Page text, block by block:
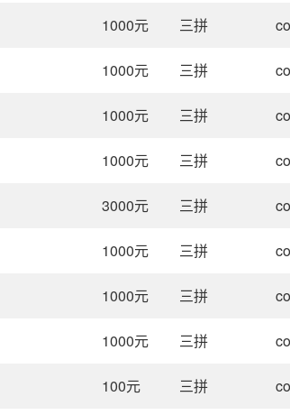
1000元 三拼
1000元 三拼
1000元 三拼
1000元 三拼
3000元 三拼
1000元 三拼
1000元 三拼
1000元 三拼
100元 三拼